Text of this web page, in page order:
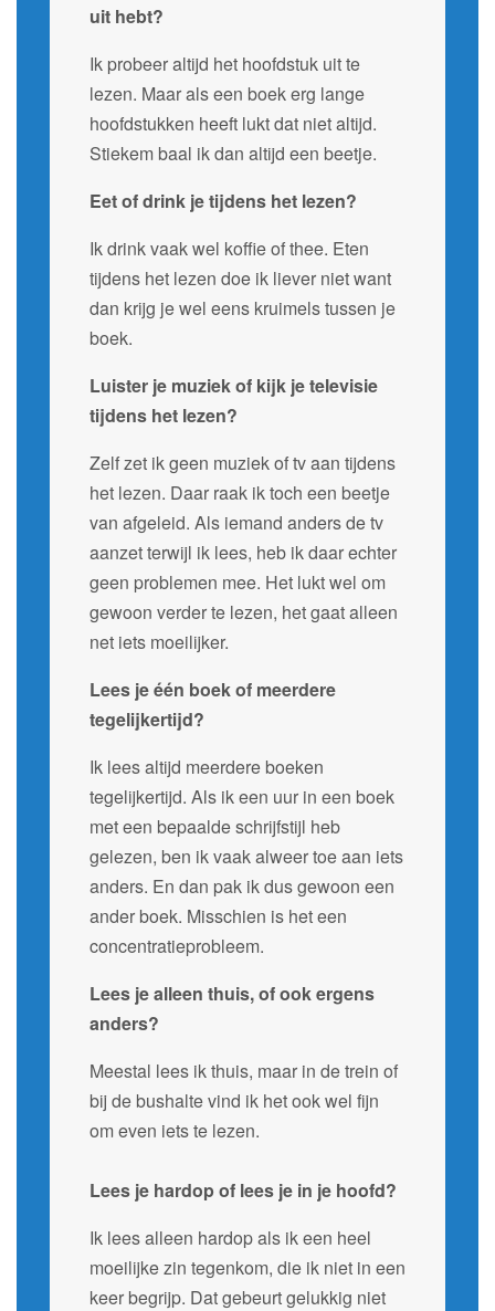
uit hebt?
Ik probeer altijd het hoofdstuk uit te
lezen. Maar als een boek erg lange
hoofdstukken heeft lukt dat niet altijd.
Stiekem baal ik dan altijd een beetje.
Eet of drink je tijdens het lezen?
Ik drink vaak wel koffie of thee. Eten
tijdens het lezen doe ik liever niet want
dan krijg je wel eens kruimels tussen je
boek.
Luister je muziek of kijk je televisie
tijdens het lezen?
Zelf zet ik geen muziek of tv aan tijdens
het lezen. Daar raak ik toch een beetje
van afgeleid. Als iemand anders de tv
aanzet terwijl ik lees, heb ik daar echter
geen problemen mee. Het lukt wel om
gewoon verder te lezen, het gaat alleen
net iets moeilijker.
Lees je één boek of meerdere
tegelijkertijd?
Ik lees altijd meerdere boeken
tegelijkertijd. Als ik een uur in een boek
met een bepaalde schrijfstijl heb
gelezen, ben ik vaak alweer toe aan iets
anders. En dan pak ik dus gewoon een
ander boek. Misschien is het een
concentratieprobleem.
Lees je alleen thuis, of ook ergens
anders?
Meestal lees ik thuis, maar in de trein of
bij de bushalte vind ik het ook wel fijn
om even iets te lezen.
Lees je hardop of lees je in je hoofd?
Ik lees alleen hardop als ik een heel
moeilijke zin tegenkom, die ik niet in een
keer begrijp. Dat gebeurt gelukkig niet